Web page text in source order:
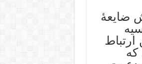
ضایعۀ
که